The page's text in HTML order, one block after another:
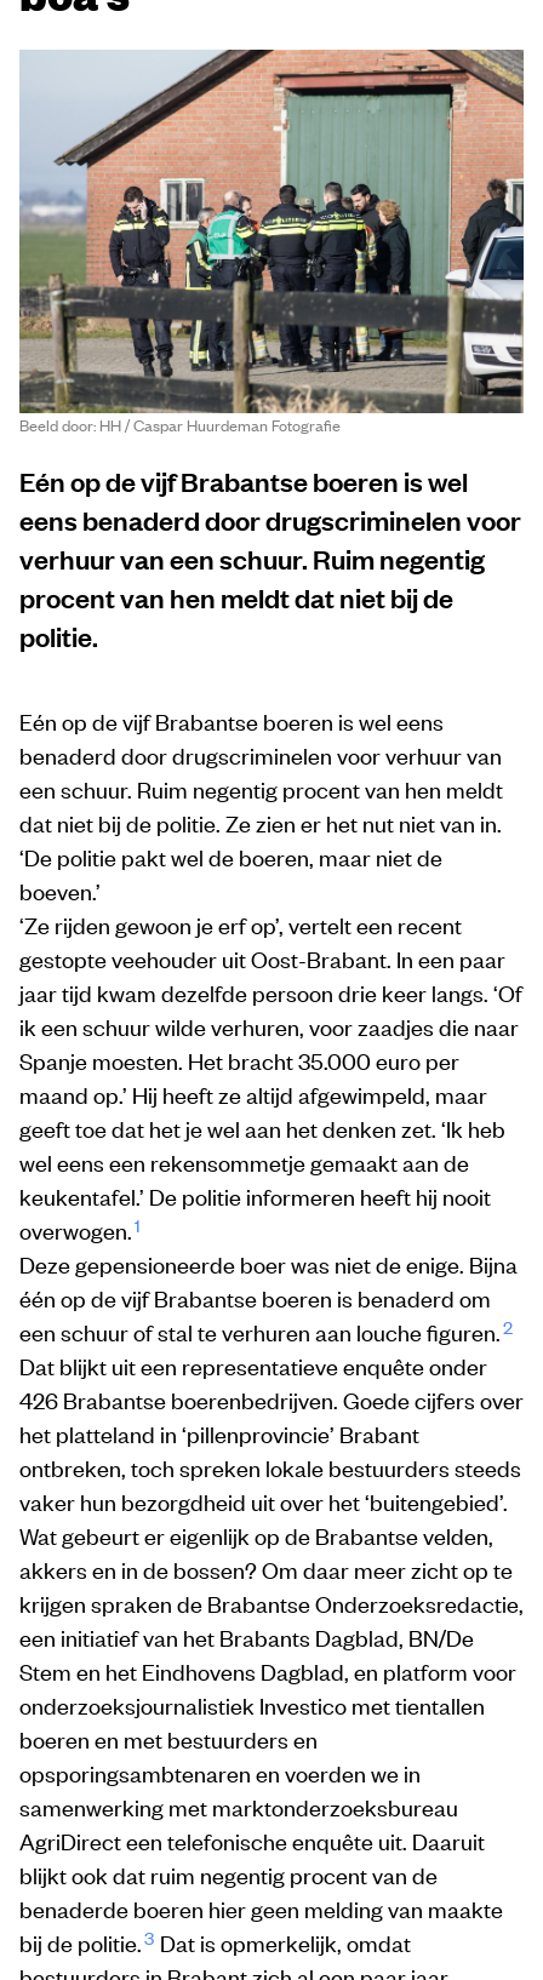
Beeld door: HH / Caspar Huurdeman Fotografie
Eén op de vijf Brabantse boeren is wel
eens benaderd door drugscriminelen voor
verhuur van een schuur. Ruim negentig
procent van hen meldt dat niet bij de
politie.
Eén op de vijf Brabantse boeren is wel eens
benaderd door drugscriminelen voor verhuur van
een schuur. Ruim negentig procent van hen meldt
dat niet bij de politie. Ze zien er het nut niet van in.
‘De politie pakt wel de boeren, maar niet de
boeven.’
‘Ze rijden gewoon je erf op’, vertelt een recent
gestopte veehouder uit Oost-Brabant. In een paar
jaar tijd kwam dezelfde persoon drie keer langs. ‘Of
ik een schuur wilde verhuren, voor zaadjes die naar
Spanje moesten. Het bracht 35.000 euro per
maand op.’ Hij heeft ze altijd afgewimpeld, maar
geeft toe dat het je wel aan het denken zet. ‘Ik heb
wel eens een rekensommetje gemaakt aan de
keukentafel.’ De politie informeren heeft hij nooit
overwogen.1
Deze gepensioneerde boer was niet de enige. Bijna
één op de vijf Brabantse boeren is benaderd om
een schuur of stal te verhuren aan louche figuren.2
Dat blijkt uit een representatieve enquête onder
426 Brabantse boerenbedrijven. Goede cijfers over
het platteland in ‘pillenprovincie’ Brabant
ontbreken, toch spreken lokale bestuurders steeds
vaker hun bezorgdheid uit over het ‘buitengebied’.
Wat gebeurt er eigenlijk op de Brabantse velden,
akkers en in de bossen? Om daar meer zicht op te
krijgen spraken de Brabantse Onderzoeksredactie,
een initiatief van het Brabants Dagblad, BN/De
Stem en het Eindhovens Dagblad, en platform voor
onderzoeksjournalistiek Investico met tientallen
boeren en met bestuurders en
opsporingsambtenaren en voerden we in
samenwerking met marktonderzoeksbureau
AgriDirect een telefonische enquête uit. Daaruit
blijkt ook dat ruim negentig procent van de
benaderde boeren hier geen melding van maakte
bij de politie.3 Dat is opmerkelijk, omdat